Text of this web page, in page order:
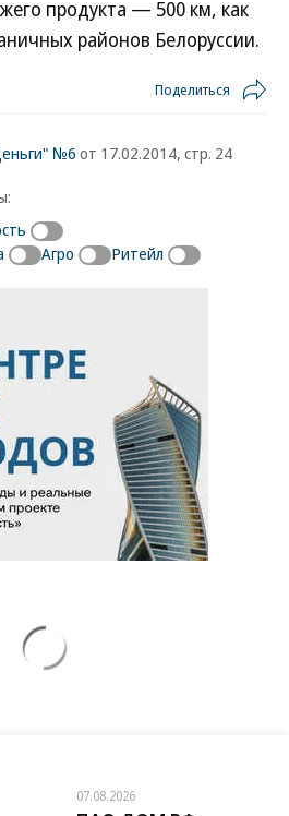
продукта — 500 км, как
районов Белоруссии.
Поделиться
№6 от 17.02.2014, стр. 24
Агро Ритейл
07.08.2026